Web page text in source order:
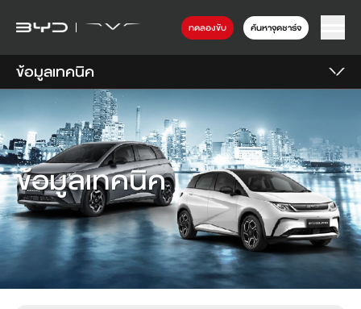
ทดลองขับ ค้นหาจุดชาร์จ
ข้อมูลเทคนิค
ข้อมูลเทคนิค